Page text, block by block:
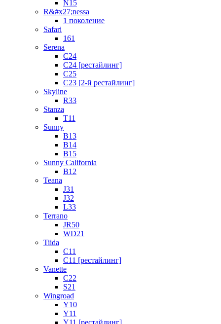
N15
R&#x27;nessa
1 поколение
Safari
161
Serena
C24
C24 [рестайлинг]
C25
С23 [2-й рестайлинг]
Skyline
R33
Stanza
T11
Sunny
B13
B14
B15
Sunny California
B12
Teana
J31
J32
L33
Terrano
JR50
WD21
Tiida
C11
C11 [рестайлинг]
Vanette
C22
S21
Wingroad
Y10
Y11
Y11 [рестайлинг]